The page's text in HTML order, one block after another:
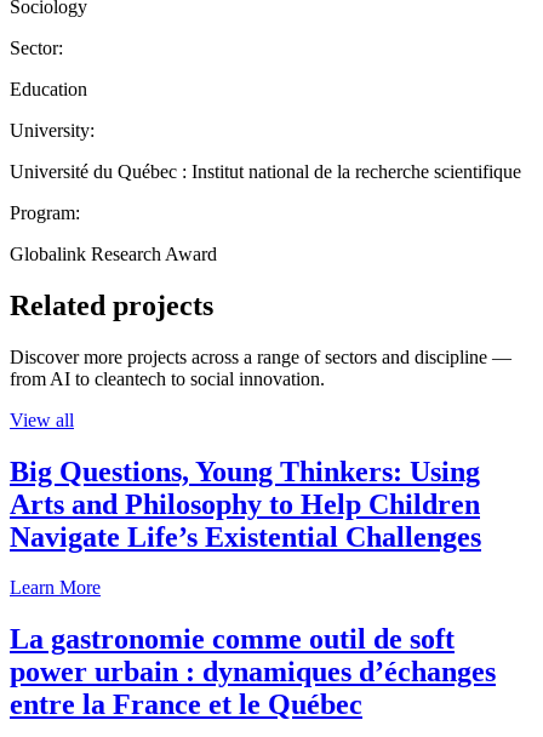
Sociology
Sector:
Education
University:
Université du Québec : Institut national de la recherche scientifique
Program:
Globalink Research Award
Related projects
Discover more projects across a range of sectors and discipline —
from AI to cleantech to social innovation.
View all
Big Questions, Young Thinkers: Using
Arts and Philosophy to Help Children
Navigate Life’s Existential Challenges
Learn More
La gastronomie comme outil de soft
power urbain : dynamiques d’échanges
entre la France et le Québec